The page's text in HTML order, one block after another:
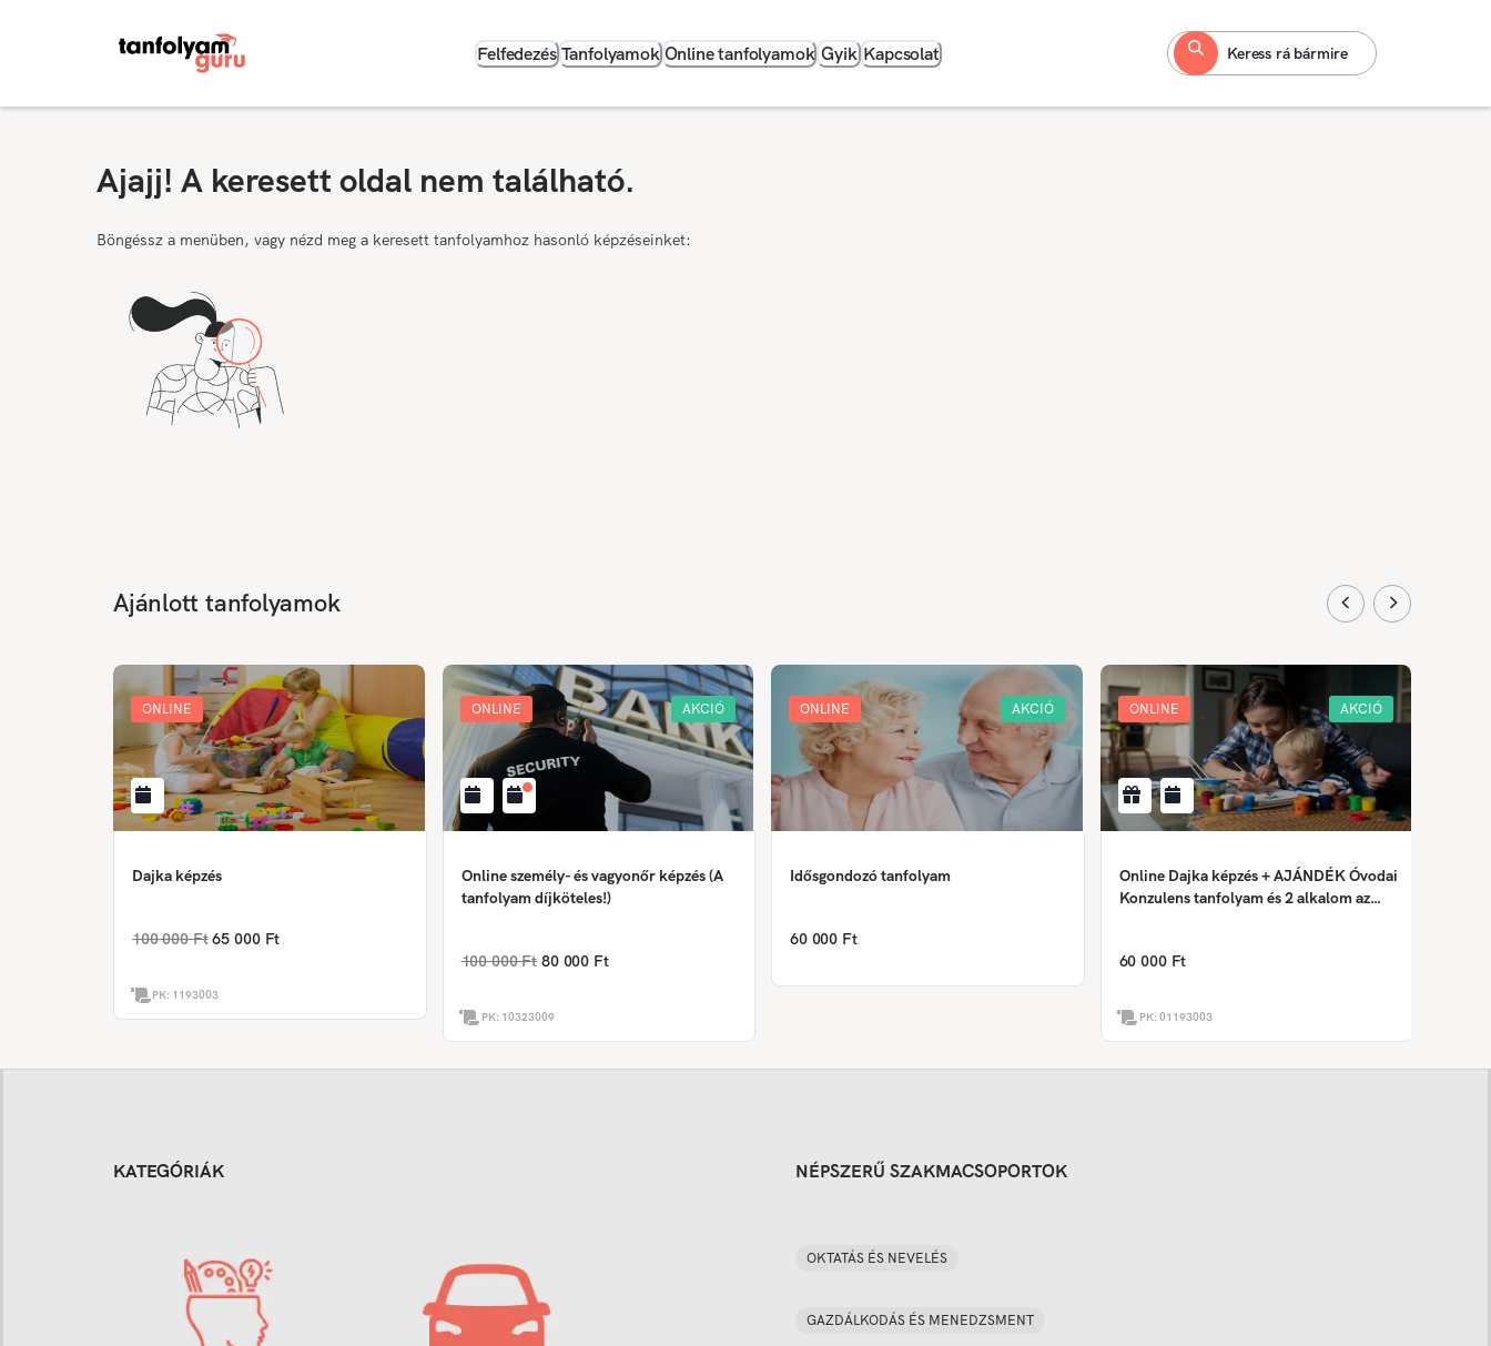
Felfedezés Tanfolyamok Online tanfolyamok Gyik Kapcsolat Keress rá bármire
Ajajj! A keresett oldal nem található.
Böngéssz a menüben, vagy nézd meg a keresett tanfolyamhoz hasonló képzéseinket:
Ajánlott tanfolyamok
ONLINE
Dajka képzés
100 000 Ft 65 000 Ft
PK: 1193003
ONLINE AKCIÓ
Online személy- és vagyonőr képzés (A
tanfolyam díjköteles!)
100 000 Ft 80 000 Ft
PK: 10323009
ONLINE AKCIÓ
Idősgondozó tanfolyam
60 000 Ft
ONLINE AKCIÓ
Online Dajka képzés + AJÁNDÉK Óvodai
Konzulens tanfolyam és 2 alkalom az
60 000 Ft
PK:01193003
KATEGÓRIÁK NÉPSZERŰ SZAKMACSOPORTOK
OKTATÁS ÉS NEVELÉS
GAZDÁLKODÁS ÉS MENEDZSMENT